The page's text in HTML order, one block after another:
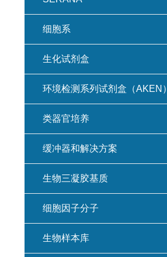
细胞系
生化试剂盒
环境检测系列试剂盒（AKEN）
类器官培养
缓冲器和解决方案
生物三凝胶基质
细胞因子分子
生物样本库